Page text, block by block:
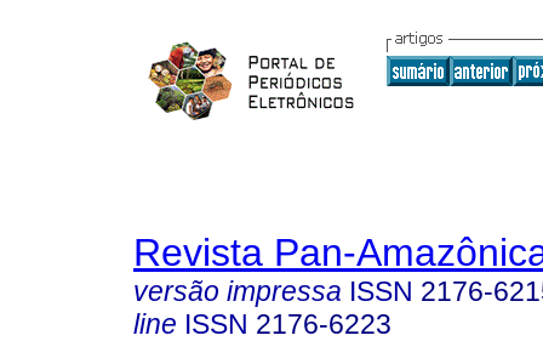
Revista Pan-
versão impressa ISSN 2176-
line ISSN 2176-6223